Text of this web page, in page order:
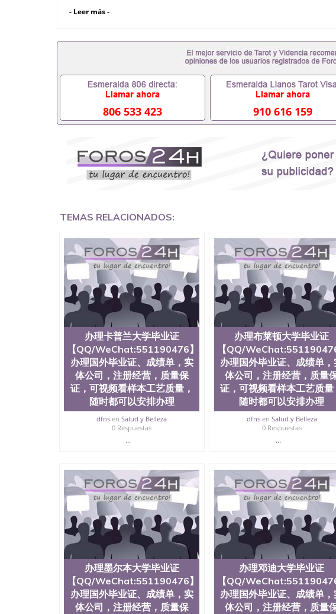
福，OFFER，在读证明，学生卡等留学相关材料（申请学校、转学
排。 国内找工作假的毕业证可以用吗551190476假的毕业证成绩
外需要办理什么材料551190476入职事业单位/国企假的毕业证会
什么材料551190476办理假毕业证在国内能用吗, 挂科拿不到毕业
业怎么办理毕业证,没毕业可以办学历认证吗,您是否因为中途辍学
因为递交材料不齐而被拒之门外551190476您是否因没正常毕业
不想读了,成绩不理想毕不了业怎么办551190476找工作没有文凭
551190476如何办理本科/硕士毕业证551190476网上买文凭可靠
551190476国外本科毕业证怎么办理551190476国外大学文凭可以
哪里可以办理水印成绩单551190476哪里可以修改成绩单GPA分数
551190476假文凭网上能查到吗551190476 如何拿到国外毕业证
551190476国外毕业证去哪认证QQ微信551190476找毕业证封皮
回国证明QQ微信551190476爱尔兰留学回国证明QQ微信
551190476国外大学文凭真制作QQ微信551190476办国外文凭可
证QQ微信551190476办理国外毕业证价格QQ微信551190476国外
要交定金吗QQ微信551190476办国外可查文凭QQ微信551190476
学士学位证书查询机构QQ微信551190476 国外资格证书办理QQ微
551190476海外文凭认证办理QQ微信551190476 圣何塞州立大学
西州立大学”）成立于1857年，简称SJSU，是加州历史悠久的大
位于圣何塞市San Jose中心，占地154公顷。它是一所位于加利福
高的就业率，全美名列前茅的毕业薪资，浓厚的多元化学术氛围
志评选为全美50强公立综合性大学，每年有来自世界各地的成百
所在世界上享有学术地位、声誉、实习机会和影响力的高等教育机
代表。其计算机系与会计系更是在当今美国大学教学排名中表现
世界硅谷中心得到工作机会。许多硅谷公司甚至在学生大三和大四
无论是加州大学系统(UC)，还是加州州立大学系统(CSU), 圣何塞
位置。 圣何塞州立大学座落于硅谷(Silicon Valley), 于附近的旧金
有学生三万人，超过134种学士学科和65个硕士学科，并有来自世
系如计算机科学，电子工程学，工商管理学，艺术设计，和航空
和研究所的商学课程也吸引了众多不同国家的专业人士前来研究
理信息； 2、客户付定金下单； 3、公司确认到账转制作点做电子
电子图确认好转成品部做成品； 6、成品做好拍照或者视频确认再
用。 四、办理流程农业科学院、艺术与建筑学院、商学院、交流
程学院、健康与人类发展学院、信息工程与科学学院、人文学院
院排名在全美前十名，工学院排名在前十五名，且继续攀升中。
学位。学校的专业课程包括：会计学、MBA、财务、教育、建筑
生物学、统计学、美术、电子工程、天文学、农业、环境污染控
计、工商管理、材料科学、机械工程、航天工程、土木工程、数
剧、市场营销、机械工程、计算机科学、物理学、人工智能、商
定客户办理信息，给出操作方案； 2、补充毕业证成绩单等相关材
4、预约递交时间，公司人员陪同客户本人一起去留服递交材料；
给客户 6、客户确认收到结果，付余款。 我们对海外大学及学院
小，防伪结构（包括：水印，阴影底纹，钢印LOGO烫金烫银，
激光镭射，紫外荧光，温感，复印防伪）都有原版本文凭对照。
- Leer más -
806 533 423 910 616 159
TEMAS RELACIONADOS:
办理卡普兰大学毕业证
【QQ/WeChat:551190476】
办理国外毕业证、成绩单，实
体公司，注册经营，质量保
证，可视频看样本工艺质量，
随时都可以安排办理
dfns enSalud y Belleza
0 Respuestas
...
办理布莱顿大学毕业证
【QQ/WeChat:551190476
办理国外毕业证、成绩单，
体公司，注册经营，质量
证，可视频看样本工艺质量
随时都可以安排办理
dfnsen Salud y Belleza
0 Respuestas
...
办理墨尔本大学毕业证
【QQ/WeChat:551190476】
办理国外毕业证、成绩单，实
体公司，注册经营，质量保
办理邓迪大学毕业证
【QQ/WeChat:551190476
办理国外毕业证、成绩单，
体公司，注册经营，质量